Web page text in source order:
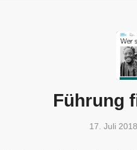
Führung
17. Juli 2018